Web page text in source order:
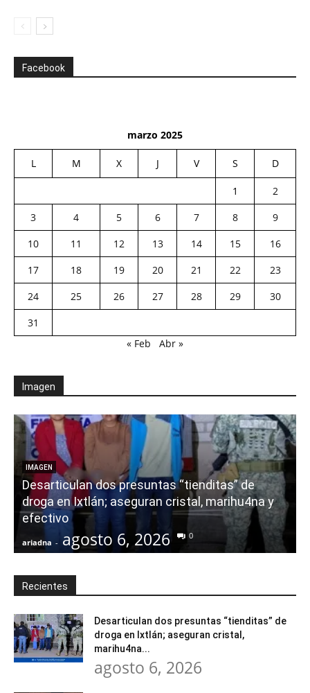
Facebook
marzo 2025
L M X J V S D
1
2
3
4 5 6 7 8
9
10
11 12 13 14 15
16
17
18 19 20 21 22
23
24
25 26 27 28 29
30
31
« Feb
Abr »
Imagen
IMAGEN
Desarticulan dos presuntas “tienditas” de
droga en Ixtlán; aseguran cristal, marihu4na y
efectivo
ariadna - agosto 6, 2026 0
Recientes
Desarticulan dos presuntas “tienditas” de
droga en Ixtlán; aseguran cristal,
marihu4na...
agosto 6, 2026